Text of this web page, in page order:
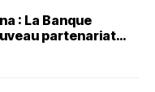
: La Banque
partenariat